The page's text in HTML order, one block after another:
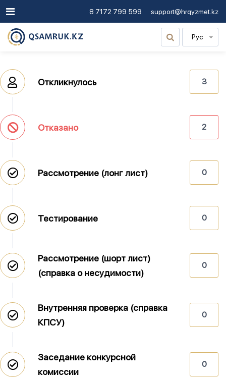
8 7172 799 599 support@hrqyzmet.kz
Рус
Откликнулось 3
Отказано 2
Рассмотрение (лонг лист) 0
Тестирование 0
Рассмотрение (шорт лист)
(справка о несудимости)
0
Внутренняя проверка (справка
КПСУ)
0
Заседание конкурсной
комиссии
0